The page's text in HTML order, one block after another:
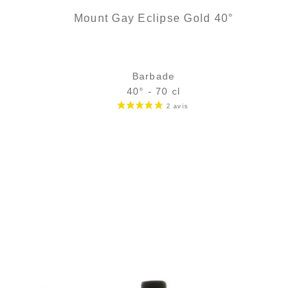
Mount Gay Eclipse Gold 40°
Barbade
40° - 70 cl